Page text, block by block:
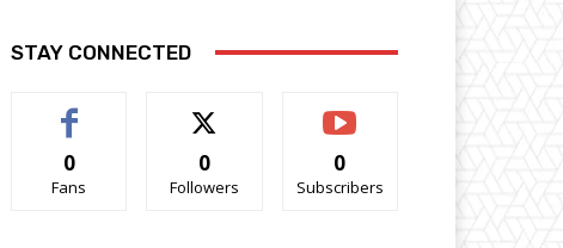
STAY CONNECTED
0
Fans
0
Followers
0
Subscribers